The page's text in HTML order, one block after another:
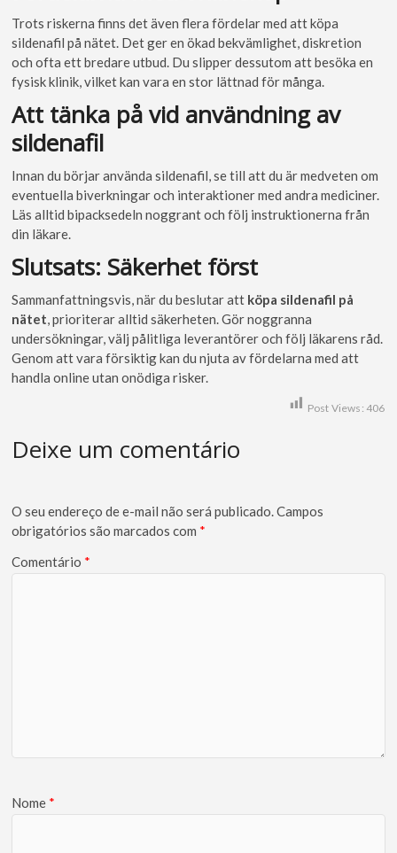
Trots riskerna finns det även flera fördelar med att köpa
sildenafil på nätet. Det ger en ökad bekvämlighet, diskretion
och ofta ett bredare utbud. Du slipper dessutom att besöka en
fysisk klinik, vilket kan vara en stor lättnad för många.
Att tänka på vid användning av
sildenafil
Innan du börjar använda sildenafil, se till att du är medveten om
eventuella biverkningar och interaktioner med andra mediciner.
Läs alltid bipacksedeln noggrant och följ instruktionerna från
din läkare.
Slutsats: Säkerhet först
Sammanfattningsvis, när du beslutar att köpa sildenafil på
nätet , prioriterar alltid säkerheten. Gör noggranna
undersökningar, välj pålitliga leverantörer och följ läkarens råd.
Genom att vara försiktig kan du njuta av fördelarna med att
handla online utan onödiga risker.
Post Views: 406
Deixe um comentário
O seu endereço de e-mail não será publicado.Campos
obrigatórios são marcados com *
Comentário *
Nome *